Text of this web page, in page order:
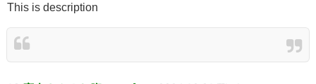
This is description